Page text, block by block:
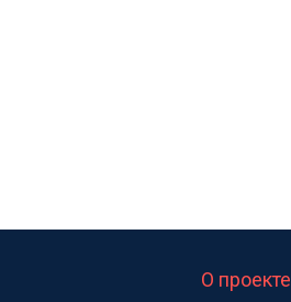
О проекте